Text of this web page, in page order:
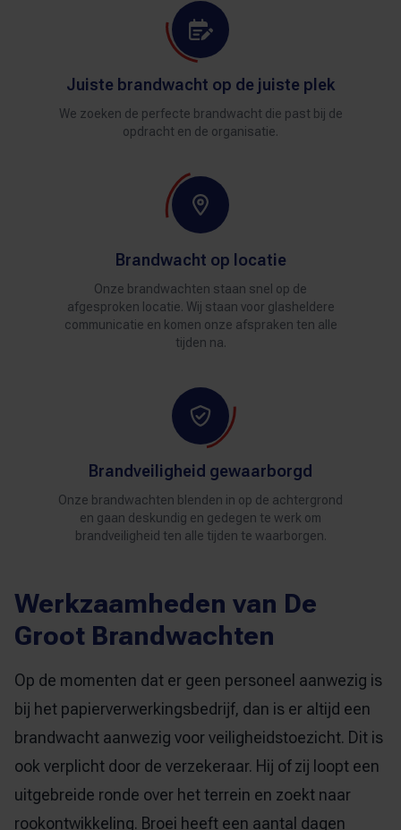
Juiste brandwacht op de juiste plek
We zoeken de perfecte brandwacht die past bij de
opdracht en de organisatie.
Brandwacht op locatie
Onze brandwachten staan snel op de
afgesproken locatie. Wij staan voor glasheldere
communicatie en komen onze afspraken ten alle
tijden na.
Brandveiligheid gewaarborgd
Onze brandwachten blenden in op de achtergrond
en gaan deskundig en gedegen te werk om
brandveiligheid ten alle tijden te waarborgen.
Werkzaamheden van De
Groot Brandwachten
Op de momenten dat er geen personeel aanwezig is
bij het papierverwerkingsbedrijf, dan is er altijd een
brandwacht aanwezig voorveiligheidstoezicht. Dit is
ook verplicht door de verzekeraar. Hij of zij loopt een
uitgebreide ronde over het terrein en zoekt naar
rookontwikkeling. Broei heeft een aantal dagen